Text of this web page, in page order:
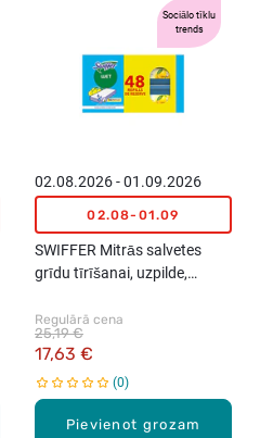
Sociālo tīklu
trends
Pievienot grozam
02.08.2026 - 01.09.2026
02.08-01.09
SWIFFER Mitrās salvetes
grīdu tīrīšanai, uzpilde,
Regulārā cena
17,63 €
25,19 €
0